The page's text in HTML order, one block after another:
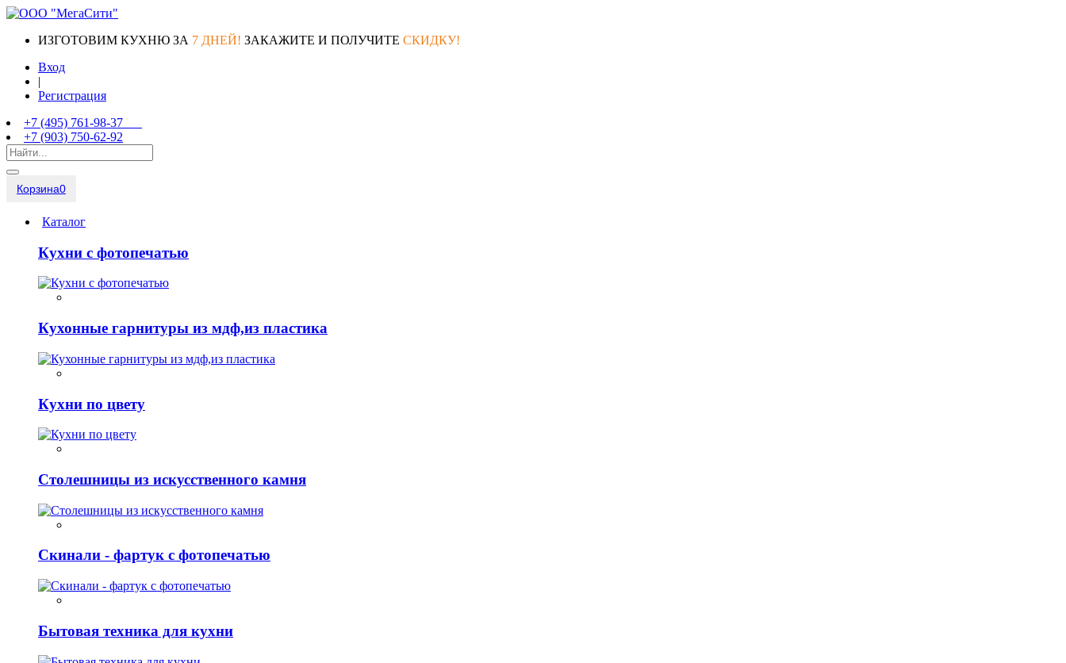
ИЗГОТОВИМ КУХНЮ ЗА 7 ДНЕЙ! ЗАКАЖИТЕ И ПОЛУЧИТЕ СКИДКУ!
Вход
|
Регистрация
+7 (495) 761-98-37
+7 (903) 750-62-92
Корзина0
Каталог
Кухни с фотопечатью
Кухонные гарнитуры из мдф,из пластика
Кухни по цвету
Столешницы из искусственного камня
Скинали - фартук с фотопечатью
Бытовая техника для кухни